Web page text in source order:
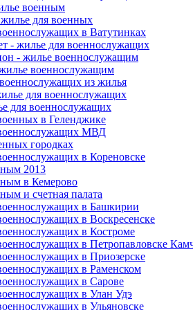
военным
для военных
в Ватутинках
- жилье для военнослужащих
- жилье военнослужащим
военнослужащим
из жилья
для военнослужащих
для военнослужащих
в Геленджике
МВД
городках
в Кореновске
2013
в Кемерово
и счетная палата
в Башкирии
в Воскресенске
в Костроме
в Петропавловске
в Приозерске
в Раменском
в Сарове
в Улан Удэ
в Ульяновске